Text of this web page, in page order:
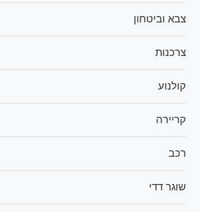
צבא וביטחון
צרכנות
קולנוע
קריירה
רכב
שוגר דדי